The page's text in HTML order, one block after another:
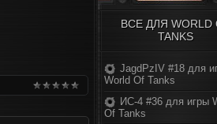
ВСЕ ДЛЯ WORLD
TANKS
JagdPzIV #18 для
World Of Tanks
ИС-4 #36 для игры
Of Tanks